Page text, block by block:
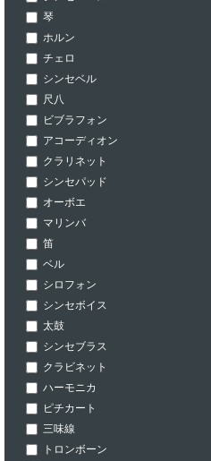
琴
ホルン
チェロ
シンセベル
尺八
ビブラフォン
アコーディオン
クラリネット
シンセパッド
オーボエ
マリンバ
笛
ベル
シロフォン
シンセボイス
太鼓
シンセブラス
クラビネット
ハーモニカ
ピチカート
三味線
トロンボーン